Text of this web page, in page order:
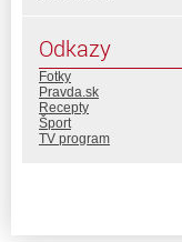
Odkazy
Fotky
Pravda.sk
Recepty
Šport
TV program